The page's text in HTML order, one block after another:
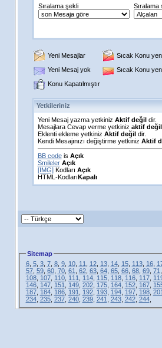
Sıralama şekli
Sıralama
Yeni Mesajlar
Sıcak Konu
Yeni Mesaj yok
Sıcak Konu
Konu Kapatılmıştır
Yetkileriniz
Yeni Mesaj yazma yetkiniz Aktif değildir.
Mesajlara Cevap verme yetkiniz aktif değil
Eklenti ekleme yetkiniz Aktif değildir.
Kendi Mesajınızı değiştirme yetkiniz Aktif
BB codeis Açık
Smileler Açık
[IMG]Kodları Açık
HTML-KodlarıKapalı
Sitemap
6, 5, 3, 7, 8, 9, 10, 11 12, 13, 14, 15, 113, 16,
57, 59, 60, 70, 61 62, 63, 64, 65, 66, 68, 69, 71
108, 107, 110, 111 114, 115, 118, 116, 117,
146, 147, 151 149, 202, 175, 164, 152, 167,
187, 184, 186, 191 192, 193, 194, 197, 198, 201
234, 235, 237, 240, 239, 241 243, 242, 244,